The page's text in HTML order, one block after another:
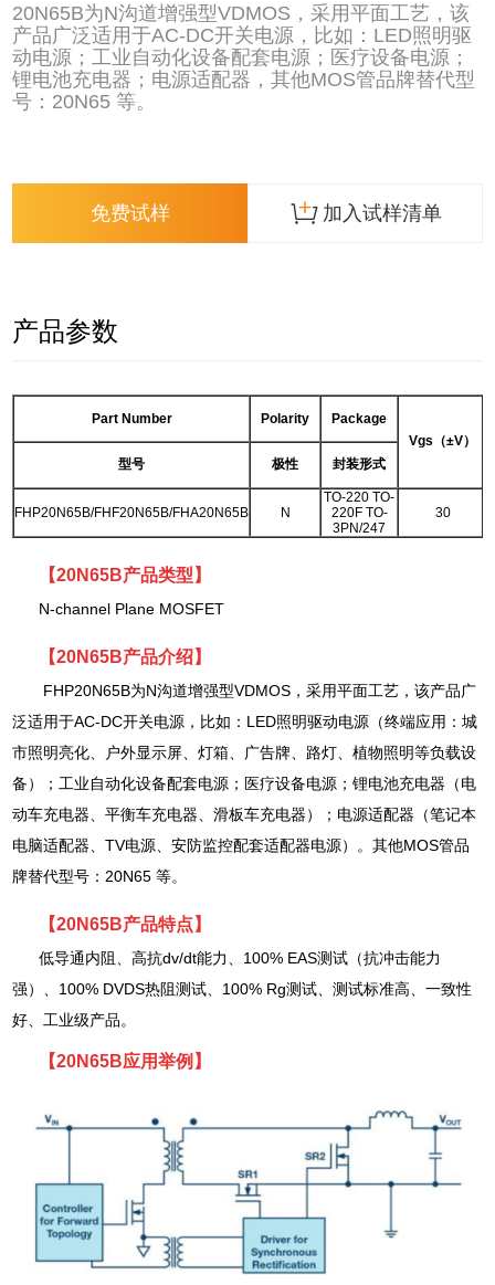
20N65B为N沟道增强型VDMOS，采用平面工艺，该
产品广泛适用于AC-DC开关电源，比如：LED照明驱
动电源；工业自动化设备配套电源；医疗设备电源；
锂电池充电器；电源适配器，其他MOS管品牌替代型
号：20N65 等。
免费试样 加入试样清单
产品参数
Part Number Polarity
Package
Vgs（±V）
型号
极性 封装形式
FHP20N65B/FHF20N65B/FHA20N65B N
TO-220 TO-
220F TO-
3PN/247
30
【20N65B产品类型 】
N-channel Plane MOSFET
【20N65B产品介绍】
FHP20N65B为N沟道增强型VDMOS，采用平面工艺，该产品广
泛适用于AC-DC开关电源，比如：LED照明驱动电源（终端应用：城
市照明亮化、户外显示屏、灯箱、广告牌、路灯、植物照明等负载设
备）；工业自动化设备配套电源；医疗设备电源；锂电池充电器（电
动车充电器、平衡车充电器、滑板车充电器）；电源适配器（笔记本
电脑适配器、TV电源、安防监控配套适配器电源）。其他MOS管品
牌替代型号：20N65 等。
【20N65B产品特点】
低导通内阻、高抗dv/dt能力、100% EAS测试（抗冲击能力
强）、100% DVDS热阻测试、100% Rg测试、测试标准高、一致性
好、工业级产品。
【20N65B应用举例】